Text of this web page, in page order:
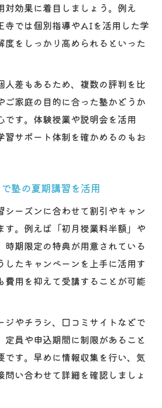
対効果に着目しましょう。例え
寺では個別指導やAIを活用した学
度をしっかり高められるといった
人差もあるため、複数の評判を比
ご家庭の目的に合った塾かどうか
です。体験授業や説明会を活用
習サポート体制を確かめるのもお
塾の夏期講習を活用
シーズンに合わせて割引やキャン
す。例えば「初月授業料半額」や
時期限定の特典が用意されている
したキャンペーンを上手に活用す
費用を抑えて受講することが可能
ジやチラシ、口コミサイトなどで
定員や申込期間に制限があること
です。早めに情報収集を行い、気
問い合わせて詳細を確認しましょ